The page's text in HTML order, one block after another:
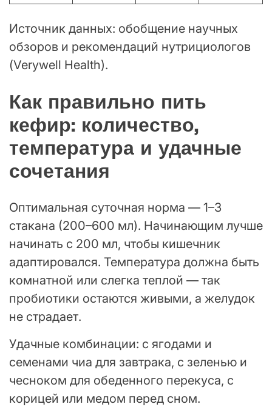
Источник данных: обобщение научных
обзоров и рекомендаций нутрициологов
(Verywell Health).
Как правильно пить
кефир: количество,
температура и удачные
сочетания
Оптимальная суточная норма — 1–3
стакана (200–600 мл). Начинающим лучше
начинать с 200 мл, чтобы кишечник
адаптировался. Температура должна быть
комнатной или слегка теплой — так
пробиотики остаются живыми, а желудок
не страдает.
Удачные комбинации: с ягодами и
семенами чиа для завтрака, с зеленью и
чесноком для обеденного перекуса, с
корицей или медом перед сном.